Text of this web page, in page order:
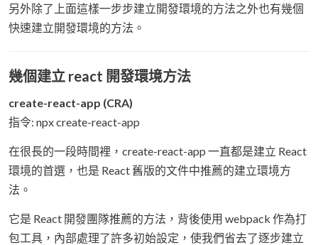
另外除了上面這樣一步步建立開發環境的方法之外也有幾個
快速建立開發環境的方法。
幾個建立 react 開發環境方法
create-react-app (CRA)
指令: npx create-react-app
在很長的一段時間裡，create-react-app 一直都是建立 React
環境的首選，也是 React 舊版的文件中推薦的建立環境方
法。
它是 React 開發團隊推薦的方法，背後使用 webpack 作為打
包工具，內部處理了許多初始設定，使我們省去了逐步建立